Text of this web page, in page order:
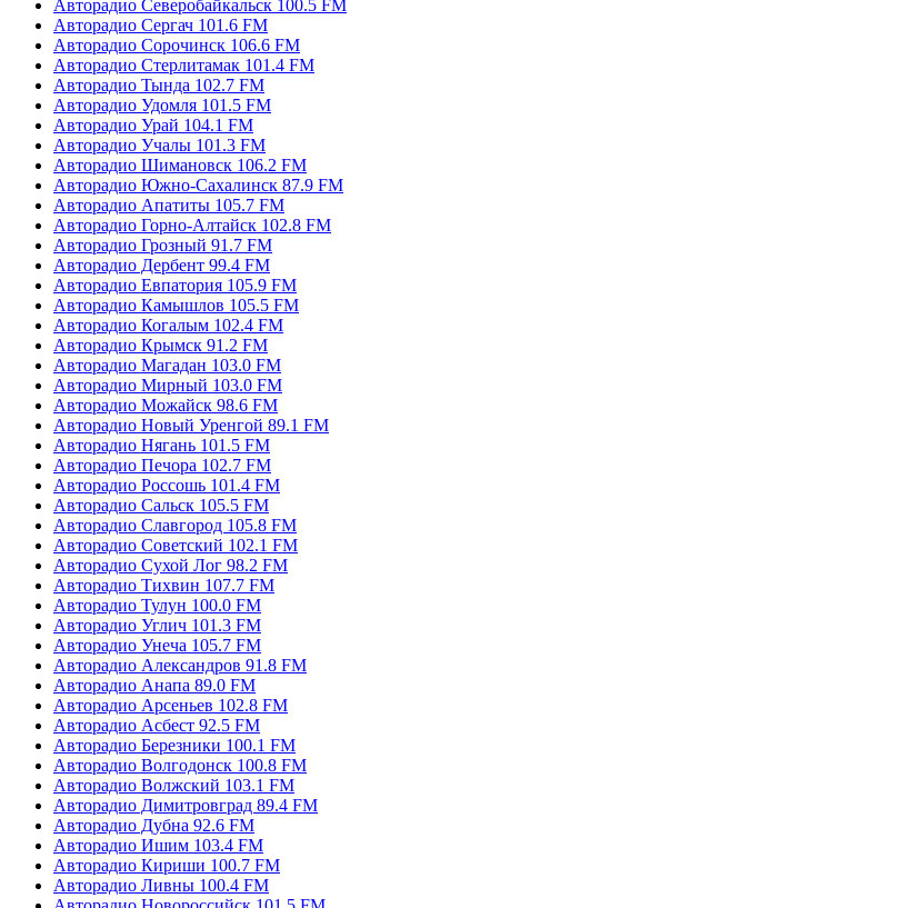
Авторадио Северобайкальск 100.5 FM
Авторадио Сергач 101.6 FM
Авторадио Сорочинск 106.6 FM
Авторадио Стерлитамак 101.4 FM
Авторадио Тында 102.7 FM
Авторадио Удомля 101.5 FM
Авторадио Урай 104.1 FM
Авторадио Учалы 101.3 FM
Авторадио Шимановск 106.2 FM
Авторадио Южно-Сахалинск 87.9 FM
Авторадио Апатиты 105.7 FM
Авторадио Горно-Алтайск 102.8 FM
Авторадио Грозный 91.7 FM
Авторадио Дербент 99.4 FM
Авторадио Евпатория 105.9 FM
Авторадио Камышлов 105.5 FM
Авторадио Когалым 102.4 FM
Авторадио Крымск 91.2 FM
Авторадио Магадан 103.0 FM
Авторадио Мирный 103.0 FM
Авторадио Можайск 98.6 FM
Авторадио Новый Уренгой 89.1 FM
Авторадио Нягань 101.5 FM
Авторадио Печора 102.7 FM
Авторадио Россошь 101.4 FM
Авторадио Сальск 105.5 FM
Авторадио Славгород 105.8 FM
Авторадио Советский 102.1 FM
Авторадио Сухой Лог 98.2 FM
Авторадио Тихвин 107.7 FM
Авторадио Тулун 100.0 FM
Авторадио Углич 101.3 FM
Авторадио Унеча 105.7 FM
Авторадио Александров 91.8 FM
Авторадио Анапа 89.0 FM
Авторадио Арсеньев 102.8 FM
Авторадио Асбест 92.5 FM
Авторадио Березники 100.1 FM
Авторадио Волгодонск 100.8 FM
Авторадио Волжский 103.1 FM
Авторадио Димитровград 89.4 FM
Авторадио Дубна 92.6 FM
Авторадио Ишим 103.4 FM
Авторадио Кириши 100.7 FM
Авторадио Ливны 100.4 FM